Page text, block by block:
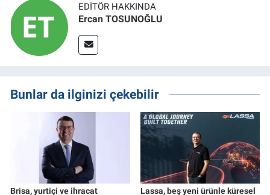
EDITÖR HAKKINDA
Ercan TOSUNOĞLU
Bunlar da ilginizi çekebilir
Brisa, yurtiçi ve ihracat
Lassa, beş yeni ürünle küresel